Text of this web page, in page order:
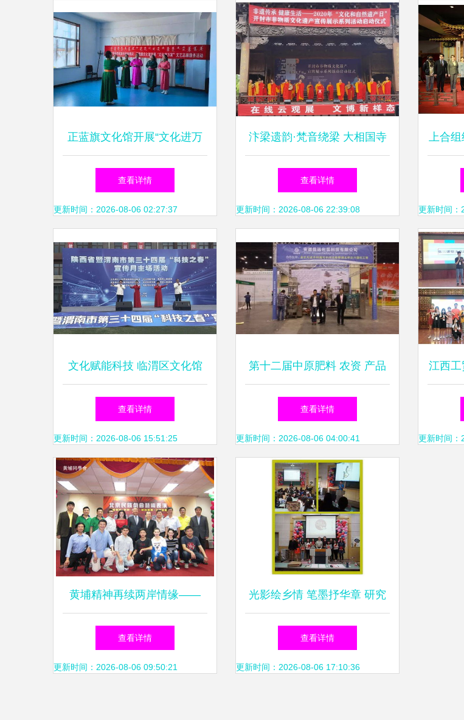
正蓝旗文化馆开展“文化进万
家”文艺志愿服务活动 组织文
化艺术交流，传递温暖与活力
查看详情
更新时间：2026-08-06 02:27:37
汴梁遗韵·梵音绕梁 大相国寺
梵乐亮相文化和自然遗产日
查看详情
更新时间：2026-08-06 22:39:08
上合
庆生
式体
更新时间
文化赋能科技 临渭区文化馆
以文艺展演点亮‘科技之春’启
动仪式
查看详情
更新时间：2026-08-06 15:51:25
第十二届中原肥料 农资 产品
交易暨信息交流会
查看详情
更新时间：2026-08-06 04:00:41
江西
更新时间
黄埔精神再续两岸情缘——
2015年黄埔文化艺术交流访问
团赴台交流纪实
查看详情
更新时间：2026-08-06 09:50:21
光影绘乡情 笔墨抒华章 研究
生院首届摄影征文大赛启幕
查看详情
更新时间：2026-08-06 17:10:36